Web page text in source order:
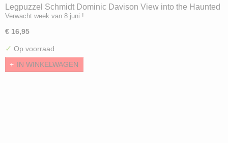
Legpuzzel Schmidt Dominic Davison View into the Haunted
Garden (1000)
Verwacht week van 8 juni !
€ 16,95
✓ Op voorraad
IN WINKELWAGEN